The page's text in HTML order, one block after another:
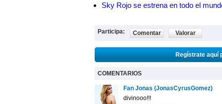
Sky Rojo se estrena en todo el
Participa: Comentar Valorar
Regístrate aquí
COMENTARIOS
Fan Jonas (JonasCyrusGomez)
divinooo!!!